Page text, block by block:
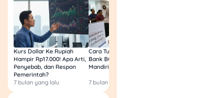
Kurs Dollar Ke Rupiah
Hampir Rp17.000! Apa Arti,
Penyebab, dan Respon
Pemerintah?
7 bulan yang lalu
Cara Tukar Uang Baru di
Bank BCA (Umum, BNI,
Mandiri, BRI, dan BSI) 2026!
7 bulan yang lalu